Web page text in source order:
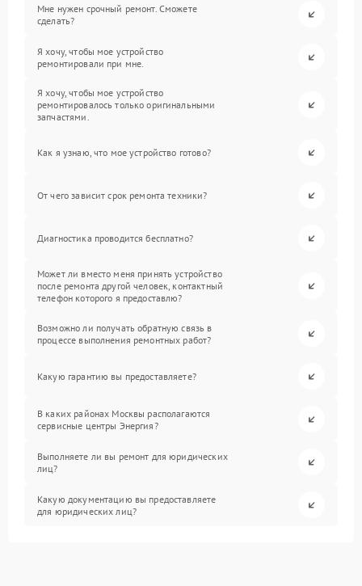
Мне нужен срочный ремонт. Сможете
сделать?
Я хочу, чтобы мое устройство
ремонтировали при мне.
Я хочу, чтобы мое устройство
ремонтировалось только оригинальными
запчастями.
Как я узнаю, что мое устройство готово?
От чего зависит срок ремонта техники?
Диагностика проводится бесплатно?
Может ли вместо меня принять устройство
после ремонта другой человек, контактный
телефон которого я предоставлю?
Возможно ли получать обратную связь в
процессе выполнения ремонтных работ?
Какую гарантию вы предоставляете?
В каких районах Москвы располагаются
сервисные центры Энергия?
Выполняете ли вы ремонт для юридических
лиц?
Какую документацию вы предоставляете
для юридических лиц?